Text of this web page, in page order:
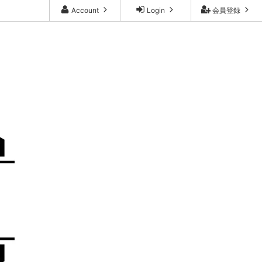
会員登録
Login
Account